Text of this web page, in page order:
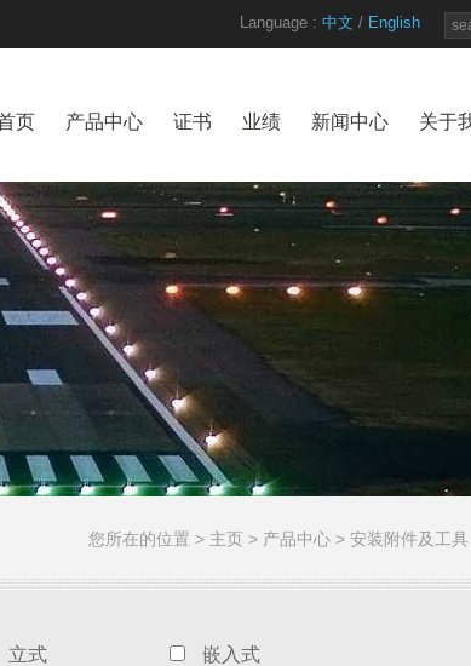
Language : 中文 / English
页 产品中心 证书 业绩 新闻中心 关于
您所在的位置 > 主页 > 产品中心 > 安装附件及工具
立式
嵌入式